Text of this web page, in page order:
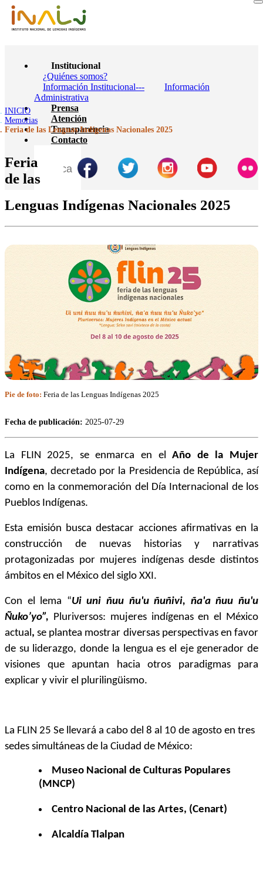
Institucional
¿Quiénes somos?
Información Institucional---
Información
Administrativa
Prensa
Atención
Transparencia
Contacto
INICIO
Memorias
Feria de las Lenguas Indígenas Nacionales 2025
Feria
de las
Lenguas Indígenas Nacionales 2025
Pie de foto: Feria de las Lenguas Indígenas 2025
Fecha de publicación: 2025-07-29
La FLIN 2025, se enmarca en elAño de la Mujer
Indígena, decretado por la Presidencia de República, así
como en la conmemoración del Día Internacional de los
Pueblos Indígenas.
Esta emisión busca destacar acciones afirmativas en la
construcción de nuevas historias y narrativas
protagonizadas por mujeres indígenas desde distintos
ámbitos en el México del siglo XXI.
Con el lema “Ui uni ñuu ñu'u ñuñivi, ña'a ñuu ñu'u
Ñuko’yo”,
Pluriversos: mujeres indígenas en el México
actual ,se plantea mostrar diversas perspectivas en favor
de su liderazgo, donde la lengua es el eje generador de
visiones que apuntan hacia otros paradigmas para
explicar y vivir el plurilingüismo.
La FLIN 25 Se llevará a cabo del 8 al 10 de agosto en tres
sedes simultáneas de la Ciudad de México:
Museo Nacional de Culturas Populares
(MNCP)
Centro Nacional de las Artes, (Cenart)
Alcaldía Tlalpan